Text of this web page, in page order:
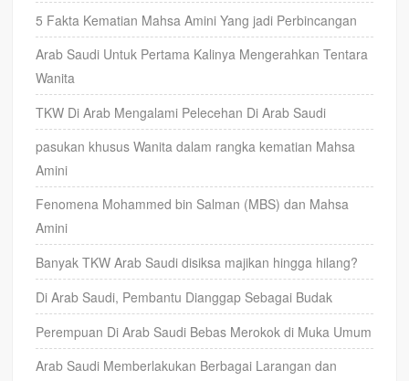
5 Fakta Kematian Mahsa Amini Yang jadi Perbincangan
Arab Saudi Untuk Pertama Kalinya Mengerahkan Tentara
Wanita
TKW Di Arab Mengalami Pelecehan Di Arab Saudi
pasukan khusus Wanita dalam rangka kematian Mahsa
Amini
Fenomena Mohammed bin Salman (MBS) dan Mahsa
Amini
Banyak TKW Arab Saudi disiksa majikan hingga hilang?
Di Arab Saudi, Pembantu Dianggap Sebagai Budak
Perempuan Di Arab Saudi Bebas Merokok di Muka Umum
Arab Saudi Memberlakukan Berbagai Larangan dan